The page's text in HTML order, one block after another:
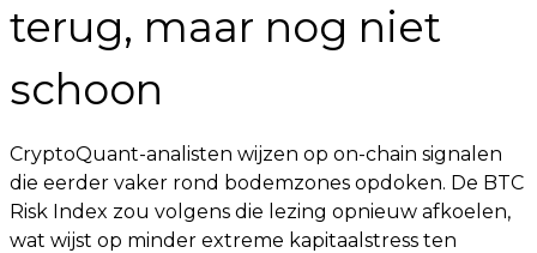
terug, maar nog niet
schoon
CryptoQuant-analisten wijzen op on-chain signalen
die eerder vaker rond bodemzones opdoken. De BTC
Risk Index zou volgens die lezing opnieuw afkoelen,
wat wijst op minder extreme kapitaalstress ten